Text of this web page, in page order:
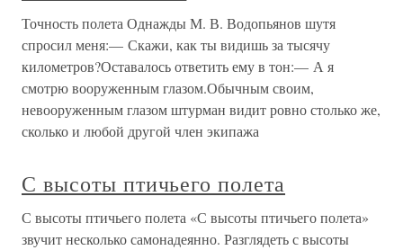
Точность полета Однажды М. В. Водопьянов шутя
спросил меня:— Скажи, как ты видишь за тысячу
километров?Оставалось ответить ему в тон:— А я
смотрю вооруженным глазом.Обычным своим,
невооруженным глазом штурман видит ровно столько же,
сколько и любой другой член экипажа
С высоты птичьего полета
С высоты птичьего полета «С высоты птичьего полета»
звучит несколько самонадеянно. Разглядеть с высоты